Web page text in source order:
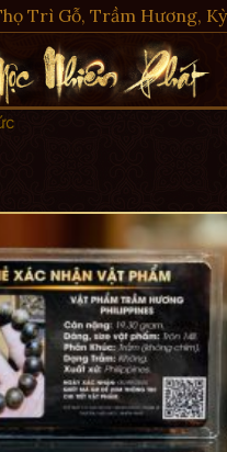
Trì Gỗ, Trầm Hương,